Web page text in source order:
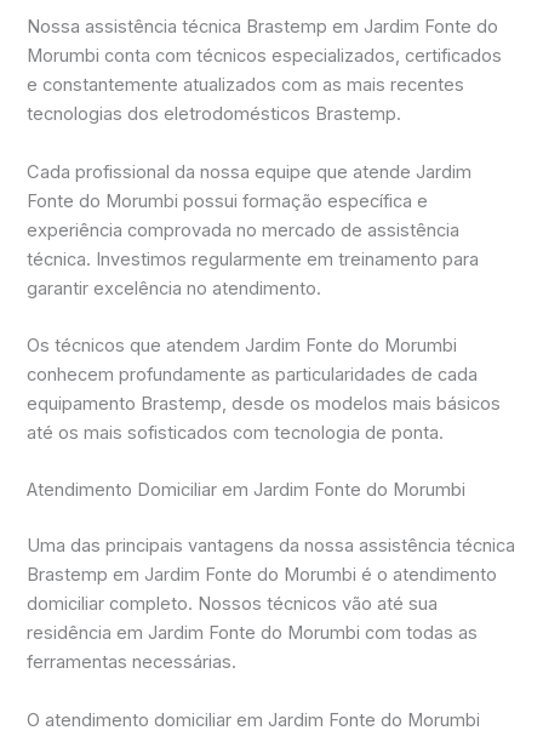
Nossa assistência técnica Brastemp em Jardim Fonte do
Morumbi conta com técnicos especializados, certificados
e constantemente atualizados com as mais recentes
tecnologias dos eletrodomésticos Brastemp.
Cada profissional da nossa equipe que atende Jardim
Fonte do Morumbi possui formação específica e
experiência comprovada no mercado de assistência
técnica. Investimos regularmente em treinamento para
garantir excelência no atendimento.
Os técnicos que atendem Jardim Fonte do Morumbi
conhecem profundamente as particularidades de cada
equipamento Brastemp, desde os modelos mais básicos
até os mais sofisticados com tecnologia de ponta.
Atendimento Domiciliar em Jardim Fonte do Morumbi
Uma das principais vantagens da nossa assistência técnica
Brastemp em Jardim Fonte do Morumbi é o atendimento
domiciliar completo. Nossos técnicos vão até sua
residência em Jardim Fonte do Morumbi com todas as
ferramentas necessárias.
O atendimento domiciliar em Jardim Fonte do Morumbi